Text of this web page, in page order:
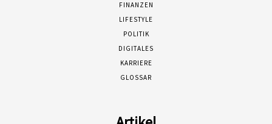
FINANZEN
LIFESTYLE
POLITIK
DIGITALES
KARRIERE
GLOSSAR